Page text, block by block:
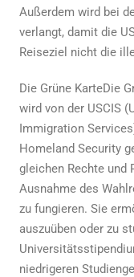
Außerdem wird bei
verlangt, damit die
Reiseziel nicht die
Die Grüne KarteDie
wird von der USCIS
Immigration
Homeland Security
gleichen Rechte und
Ausnahme des
zu fungieren. Sie
auszuüben oder zu
niedrigeren